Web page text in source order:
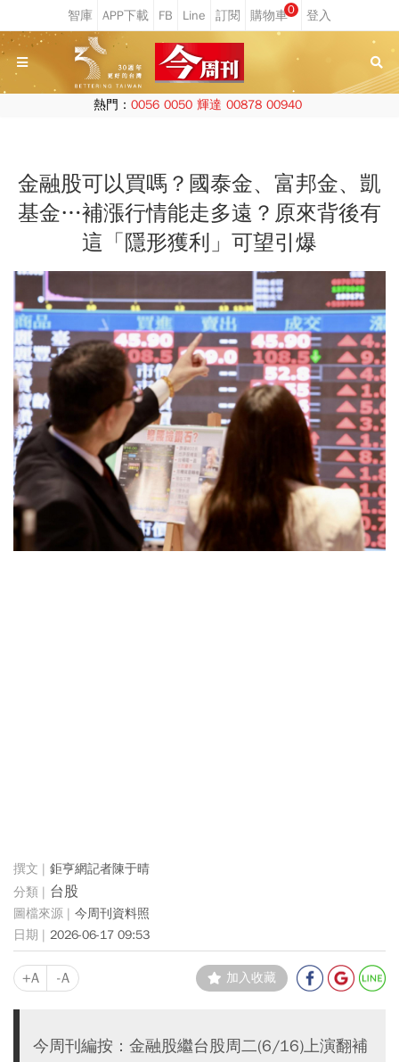
0
熱門： 0056 0050 輝達 00878 00940
金融股可以買嗎？國泰金、富邦金、凱
基金…補漲行情能走多遠？原來背後有
這「隱形獲利」可望引爆
鉅亨網記者陳于晴
台股
今周刊資料照
2026-06-17 09:53
+A -A 加入收藏
今周刊編按：金融股繼台股周二(6/16)上演翻補